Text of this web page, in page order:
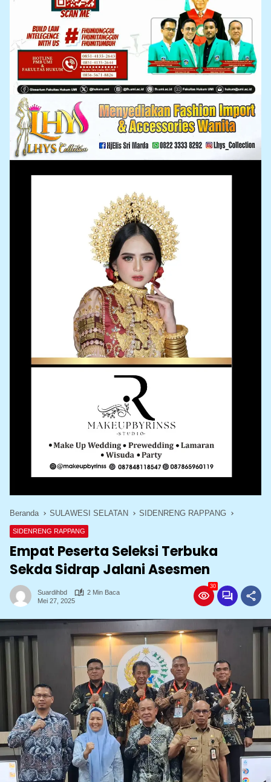
Beranda SULAWESI SELATAN SIDENRENG RAPPANG
SIDENRENG RAPPANG
Empat Peserta Seleksi Terbuka
Sekda Sidrap Jalani Asesmen
Suardihbd
2 Min Baca
Mei 27, 2025
30